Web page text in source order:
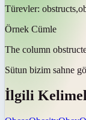
Türevler:
Örnek Cümle
The column
Sütun bizim sahne
İlgili